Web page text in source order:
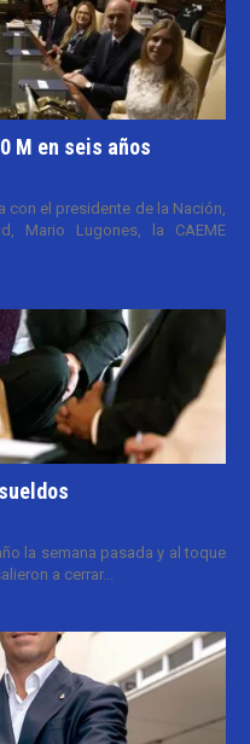
M en seis años
con el presidente de la Nación,
Mario Lugones, la CAEME
la semana pasada y al toque
a cerrar...